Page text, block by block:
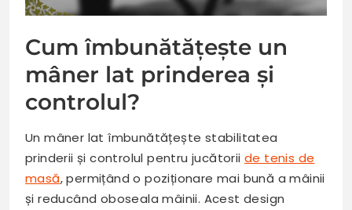
Cum îmbunătățește un
mâner lat prinderea și
controlul?
Un mâner lat îmbunătățește stabilitatea
prinderii și controlul pentru jucătorii de tenis de
masă, permițând o poziționare mai bună a mâinii
și reducând oboseala mâinii. Acest design